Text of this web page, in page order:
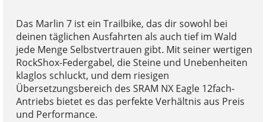
Das Marlin 7 ist ein Trailbike, das dir sowohl bei
deinen täglichen Ausfahrten als auch tief im Wald
jede Menge Selbstvertrauen gibt. Mit seiner wertigen
RockShox-Federgabel, die Steine und Unebenheiten
klaglos schluckt, und dem riesigen
Übersetzungsbereich des SRAM NX Eagle 12fach-
Antriebs bietet es das perfekte Verhältnis aus Preis
und Performance.